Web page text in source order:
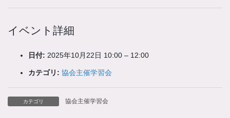
イベント詳細
日付: 2025年10月22日 10:00 – 12:00
カテゴリ: 協会主催学習会
カテゴリ 協会主催学習会